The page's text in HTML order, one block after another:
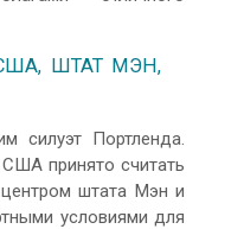
ШТАТ МЭН,
силуэт Портленда.
принято считать
штата Мэн и
условиями для